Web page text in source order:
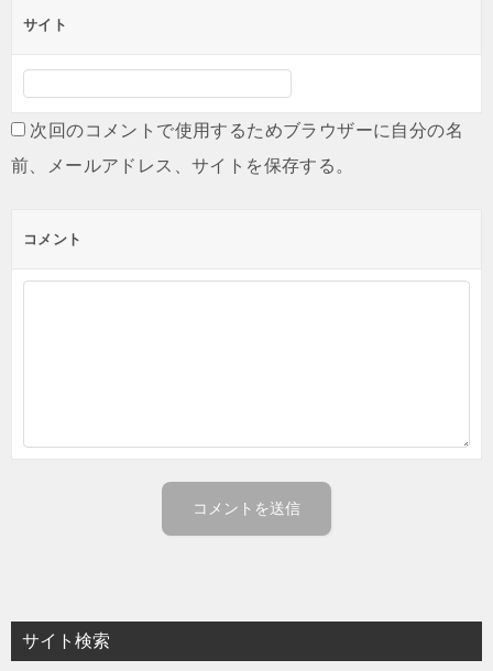
サイト
次回のコメントで使用するためブラウザーに自分の名
前、メールアドレス、サイトを保存する。
コメント
サイト検索